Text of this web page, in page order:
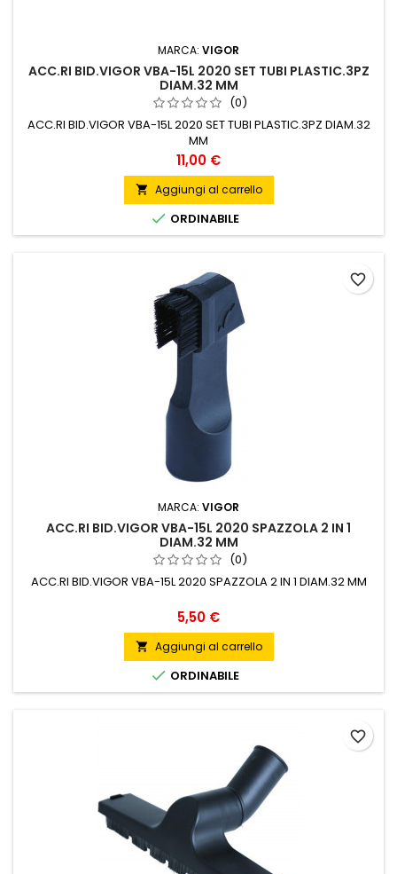
MARCA: VIGOR
ACC.RI BID.VIGOR VBA-15L 2020 SET TUBI PLASTIC.3PZ
DIAM.32 MM
(0)
ACC.RI BID.VIGOR VBA-15L 2020 SET TUBI PLASTIC.3PZ DIAM.32
MM
Prezzo
11,00 €
 Aggiungi al carrello
 ORDINABILE
MARCA: VIGOR
ACC.RI BID.VIGOR VBA-15L 2020 SPAZZOLA 2 IN 1
DIAM.32 MM
(0)
ACC.RI BID.VIGOR VBA-15L 2020 SPAZZOLA 2 IN 1 DIAM.32 MM
Prezzo
5,50 €
 Aggiungi al carrello
 ORDINABILE
favorite_border
favorite_border